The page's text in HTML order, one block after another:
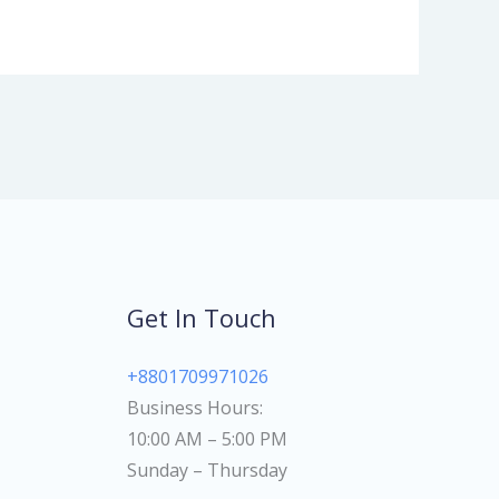
Get In Touch
+8801709971026
Business Hours:
10:00 AM – 5:00 PM
Sunday – Thursday